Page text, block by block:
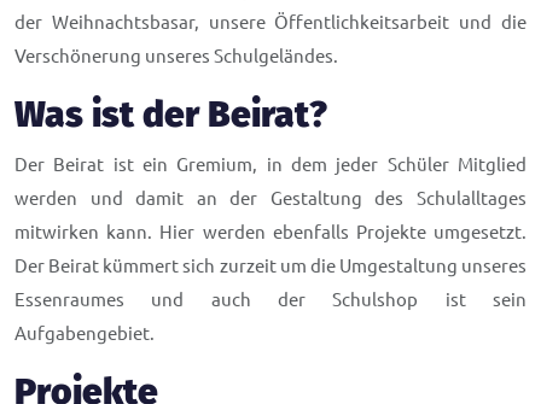
der Weihnachtsbasar, unsere Öffentlichkeitsarbeit und die
Verschönerung unseres Schulgeländes.
Was ist der Beirat?
Der Beirat ist ein Gremium, in dem jeder Schüler Mitglied
werden und damit an der Gestaltung des Schulalltages
mitwirken kann. Hier werden ebenfalls Projekte umgesetzt.
Der Beirat kümmert sich zurzeit um die Umgestaltung unseres
Essenraumes und auch der Schulshop ist sein
Aufgabengebiet.
Projekte